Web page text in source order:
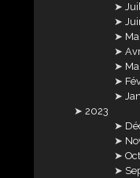
Mai
2023